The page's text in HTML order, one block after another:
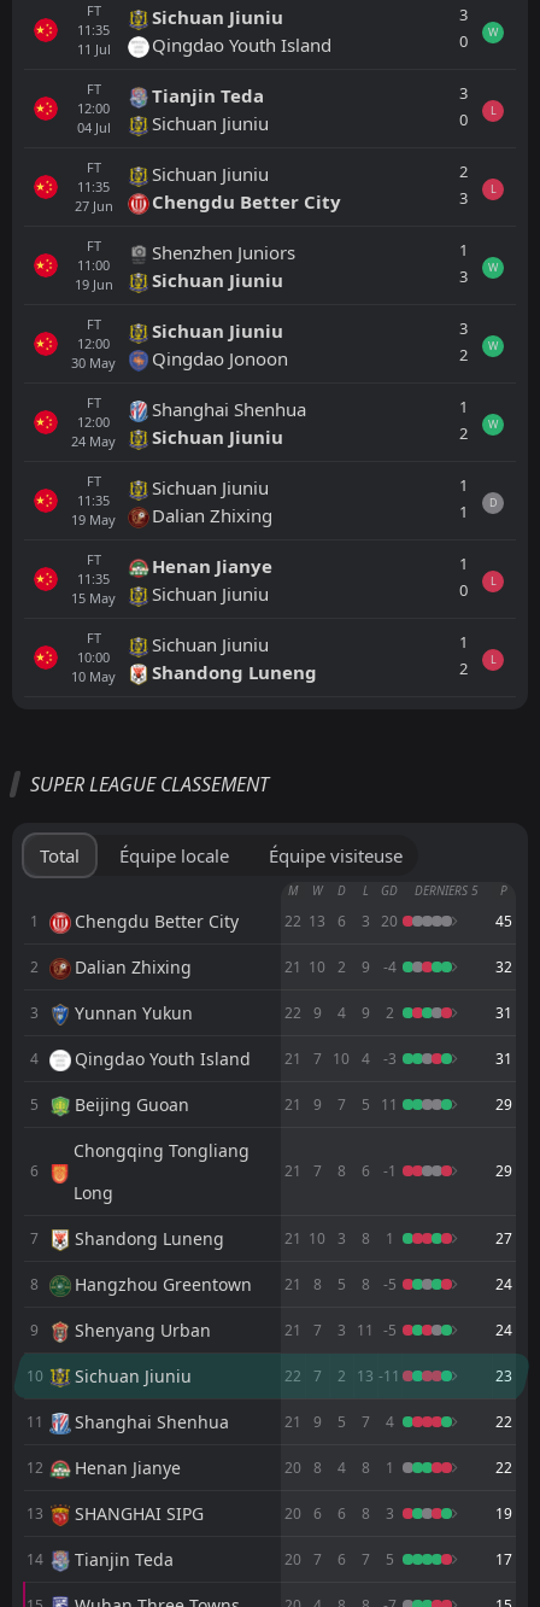
FT
11:35
11 Jul
Sichuan Jiuniu
Qingdao Youth Island
3
0
W
FT
12:00
04 Jul
Tianjin Teda
Sichuan Jiuniu
3
0
L
FT
11:35
27 Jun
Sichuan Jiuniu
Chengdu Better City
2
3
L
FT
11:00
19 Jun
Shenzhen Juniors
Sichuan Jiuniu
1
3
W
FT
12:00
30 May
Sichuan Jiuniu
Qingdao Jonoon
3
2
W
FT
12:00
24 May
Shanghai Shenhua
Sichuan Jiuniu
1
2
W
FT
11:35
19 May
Sichuan Jiuniu
Dalian Zhixing
1
1
D
FT
11:35
15 May
Henan Jianye
Sichuan Jiuniu
1
0
L
FT
10:00
10 May
Sichuan Jiuniu
Shandong Luneng
1
2
L
07:30
16
May
22Nov
Meizhou Kejia
5
1
FT
01
Meizhou Kejia
2
11:35
Meizhou Kejia
11:35
17 Oct
Meizhou Kejia
FT
04Oct
Qingdao Jonoon
0
FT
10:00
Shanghai Shenhua
6
FT
11:35
20Sep
Meizhou Kejia
31Aug
Meizhou Kejia
0
FT
24Aug
Meizhou Kejia
Hangzhou Greentown
2
Changchun Yatai 1
SUPER LEAGUE CLASSEMENT
Total Équipe locale Équipe visiteuse
M W D L GD DERNIERS 5 P
1 Chengdu Better City 22 13 6 3 20 45
2 Dalian Zhixing 21 10 2 9 -4 32
3 Yunnan Yukun 22 9 4 9 2 31
4 Qingdao Youth Island 21 7 10 4 -3 31
5 Beijing Guoan 21 9 7 5 11 29
6
Chongqing Tongliang
Long
21 7 8 6 -1 29
7 Shandong Luneng 21 10 3 8 1 27
8 Hangzhou Greentown 21 8 5 8 -5 24
9 Shenyang Urban 21 7 3 11 -5 24
10 Sichuan Jiuniu 22 7 2 13 -11 23
11 Shanghai Shenhua 21 9 5 7 4 22
12 Henan Jianye 20 8 4 8 1 22
13 SHANGHAI SIPG 20 6 6 8 3 19
14 Tianjin Teda 20 7 6 7 5 17